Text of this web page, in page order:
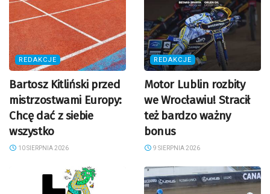
REDAKCJE
Bartosz Kitliński przed
mistrzostwami Europy:
Chcę dać z siebie
wszystko
10 SIERPNIA 2026
REDAKCJE
Motor Lublin rozbity
we Wrocławiu! Stracił
też bardzo ważny
bonus
9 SIERPNIA 2026